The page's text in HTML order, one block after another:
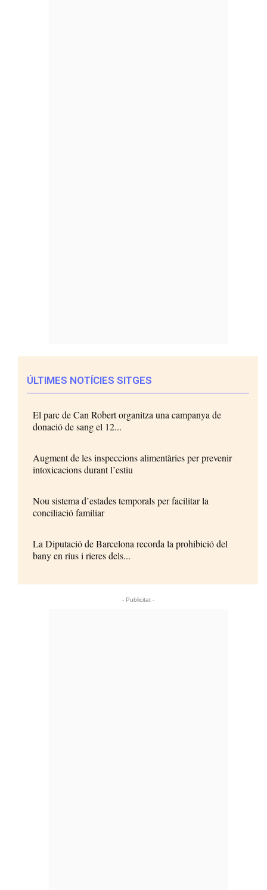
ÚLTIMES NOTÍCIES SITGES
El parc de Can Robert organitza una campanya de
donació de sang el 12...
Augment de les inspeccions alimentàries per prevenir
intoxicacions durant l’estiu
Nou sistema d’estades temporals per facilitar la
conciliació familiar
La Diputació de Barcelona recorda la prohibició del
bany en rius i rieres dels...
- Publicitat -